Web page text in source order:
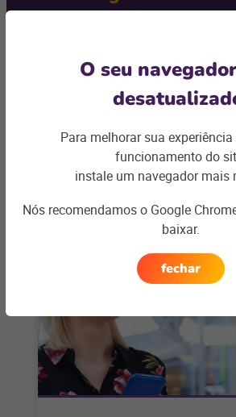
Podemos te ajudar com os
Entre em
Artigos
O seu
Para melhorar sua
funcionamento do
instale um navegador mais
Nós recomendamos o Google
baixar.
fechar